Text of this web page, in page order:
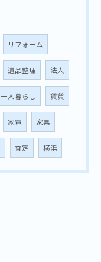
リフォーム
遺品整理 法人
一人暮らし 賃貸
家電 家具
査定 横浜